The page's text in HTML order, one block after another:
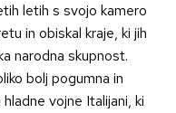
letih s svojo kamero
in obiskal kraje, ki jih
narodna skupnost.
bolj pogumna in
vojne Italijani, ki